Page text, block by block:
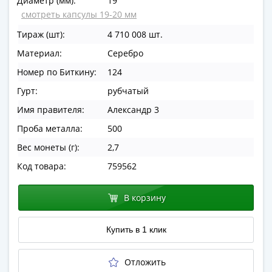
Победы
ВОВ
Человек
труда
Оружие
Великой
Олимпиада
Сочи
смотреть капсулы 19-20 мм
Тираж (шт):
4 710 008 шт.
Материал:
Серебро
Номер по Биткину:
124
Гурт:
рубчатый
Имя правителя:
Александр 3
Проба металла:
500
Вес монеты (г):
2,7
Код товара:
759562
В корзину
Купить в 1 клик
Отложить